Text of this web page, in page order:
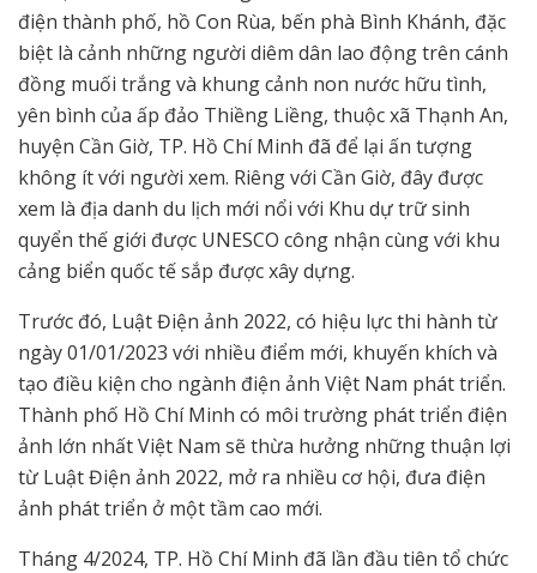
điện thành phố, hồ Con Rùa, bến phà Bình Khánh, đặc
biệt là cảnh những người diêm dân lao động trên cánh
đồng muối trắng và khung cảnh non nước hữu tình,
yên bình của ấp đảo Thiềng Liềng, thuộc xã Thạnh An,
huyện Cần Giờ, TP. Hồ Chí Minh đã để lại ấn tượng
không ít với người xem. Riêng với Cần Giờ, đây được
xem là địa danh du lịch mới nổi với Khu dự trữ sinh
quyển thế giới được UNESCO công nhận cùng với khu
cảng biển quốc tế sắp được xây dựng.
Trước đó, Luật Điện ảnh 2022, có hiệu lực thi hành từ
ngày 01/01/2023 với nhiều điểm mới, khuyến khích và
tạo điều kiện cho ngành điện ảnh Việt Nam phát triển.
Thành phố Hồ Chí Minh có môi trường phát triển điện
ảnh lớn nhất Việt Nam sẽ thừa hưởng những thuận lợi
từ Luật Điện ảnh 2022, mở ra nhiều cơ hội, đưa điện
ảnh phát triển ở một tầm cao mới.
Tháng 4/2024, TP. Hồ Chí Minh đã lần đầu tiên tổ chức